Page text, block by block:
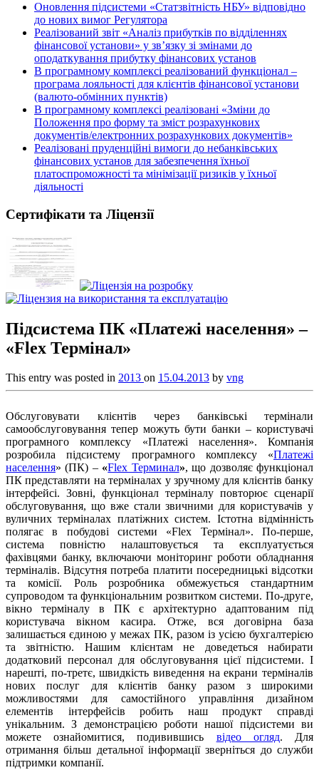
Оновлення підсистеми «Статзвітність НБУ» відповідно
до нових вимог Регулятора
Реалізований звіт «Аналіз прибутків по відділеннях
фінансової установи» у зв’язку зі змінами до
оподаткування прибутку фінансових установ
В програмному комплексі реалізований функціонал –
програма лояльності для клієнтів фінансової установи
(валюто-обмінних пунктів)
В програмному комплексі реалізовані «Зміни до
Положення про форму та зміст розрахункових
документів/електронних розрахункових документів»
Реалізовані пруденційні вимоги до небанківських
фінансових установ для забезпечення їхньої
платоспроможності та мінімізації ризиків у їхньої
діяльності
Сертифікати та Ліцензії
Підсистема ПК «Платежі населення» –
«Flex Термінал»
This entry was posted in 2013 on 15.04.2013 by vng
Обслуговувати клієнтів через банківські термінали
самообслуговування тепер можуть бути банки – користувачі
програмного комплексу «Платежі населення». Компанія
розробила підсистему програмного комплексу «Платежі
населення» (ПК) – «Flex Терминал», що дозволяє функціонал
ПК представляти на терміналах у зручному для клієнтів банку
інтерфейсі. Зовні, функціонал терміналу повторює сценарії
обслуговування, що вже стали звичними для користувачів у
вуличних терміналах платіжних систем. Істотна відмінність
полягає в побудові системи «Flex Термінал». По-перше,
система повністю налаштовується та експлуатується
фахівцями банку, включаючи моніторинг роботи обладнання
терміналів. Відсутня потреба платити посередницькі відсотки
та комісії. Роль розробника обмежується стандартним
супроводом та функціональним розвитком системи. По-друге,
вікно терміналу в ПК є архітектурно адаптованим під
користувача вікном касира. Отже, вся договірна база
залишається єдиною у межах ПК, разом із усією бухгалтерією
та звітністю. Нашим клієнтам не доведеться набирати
додатковий персонал для обслуговування цієї підсистеми. І
нарешті, по-третє, швидкість виведення на екрани терміналів
нових послуг для клієнтів банку разом з широкими
можливостями для самостійного управління дизайном
елементів інтерфейсів робить наш продукт справді
унікальним. З демонстрацією роботи нашої підсистеми ви
можете ознайомитися, подивившись відео огляд. Для
отримання більш детальної інформації зверніться до служби
підтримки компанії.